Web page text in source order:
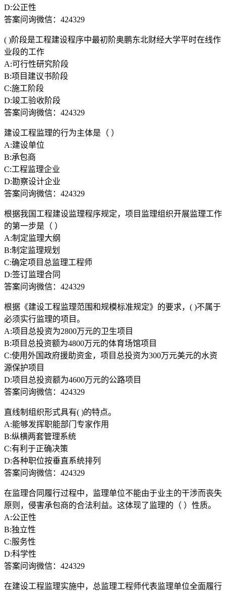
D:公正性
答案问询微信：424329
( )阶段是工程建设程序中最初阶奥鹏东北财经大学平时在线作
业段的工作
A:可行性研究阶段
B:项目建议书阶段
C:施工阶段
D:竣工验收阶段
答案问询微信：424329
建设工程监理的行为主体是（ ）
A:建设单位
B:承包商
C:工程监理企业
D:勘察设计企业
答案问询微信：424329
根据我国工程建设监理程序规定，项目监理组织开展监理工作
的第一步是（ ）
A:制定监理大纲
B:制定监理规划
C:确定项目总监理工程师
D:签订监理合同
答案问询微信：424329
根据《建设工程监理范围和规模标准规定》的要求，( )不属于
必须实行监理的项目。
A:项目总投资为2800万元的卫生项目
B:项目总投资额为4800万元的体育场馆项目
C:使用外国政府援助资金，项目总投资为300万元美元的水资
源保护项目
D:项目总投资额为4600万元的公路项目
答案问询微信：424329
直线制组织形式具有( )的特点。
A:能够发挥职能部门专家作用
B:纵横两套管理系统
C:有利于正确决策
D:各种职位按垂直系统排列
答案问询微信：424329
在监理合同履行过程中，监理单位不能由于业主的干涉而丧失
原则，侵害承包商的合法利益。这体现了监理的（ ）性质。
A:公正性
B:独立性
C:服务性
D:科学性
答案问询微信：424329
在建设工程监理实施中，总监理工程师代表监理单位全面履行